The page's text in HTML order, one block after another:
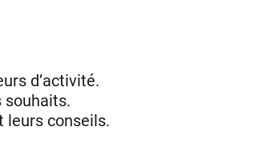
d’activité.
souhaits.
leurs conseils.